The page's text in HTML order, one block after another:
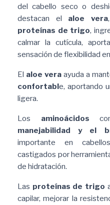
del cabello seco o
destacan el aloe vera
proteínas de trigo,
calmar la cutícula,
sensación de flexibilidad
El aloe vera ayuda a
confortable, aportando
ligera.
Los aminoácidos
manejabilidad y el
importante en
castigados por
de hidratación.
Las proteínas de trigo
capilar, mejorar la